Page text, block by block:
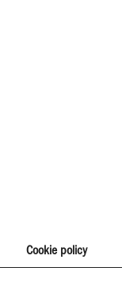
Cookie policy